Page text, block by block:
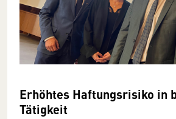
Erhöhtes Haftungsrisiko in
Tätigkeit